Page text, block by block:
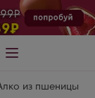
из пшеницы